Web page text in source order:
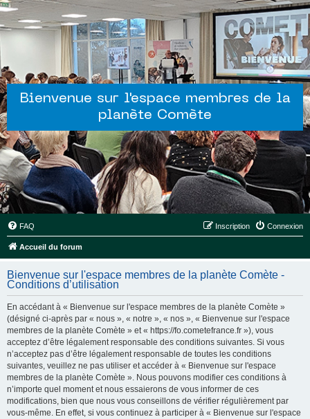
Bienvenue sur l'espace membres de la
planète Comète
FAQ Connexion
Inscription
Accueil du forum
Bienvenue sur l'espace membres de la planète Comète -
Conditions d’utilisation
En accédant à « Bienvenue sur l'espace membres de la planète Comète »
(désigné ci-après par « nous », « notre », « nos », « Bienvenue sur l'espace
membres de la planète Comète » et « https://fo.cometefrance.fr »), vous
acceptez d’être légalement responsable des conditions suivantes. Si vous
n’acceptez pas d’être légalement responsable de toutes les conditions
suivantes, veuillez ne pas utiliser et accéder à « Bienvenue sur l'espace
membres de la planète Comète ». Nous pouvons modifier ces conditions à
n’importe quel moment et nous essaierons de vous informer de ces
modifications, bien que nous vous conseillons de vérifier régulièrement par
vous-même. En effet, si vous continuez à participer à « Bienvenue sur l'espace